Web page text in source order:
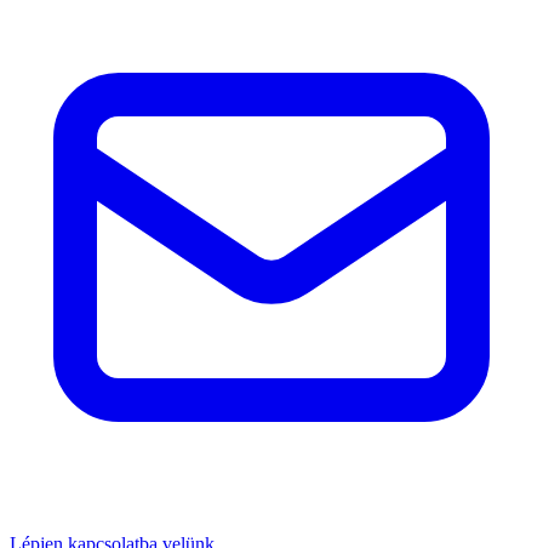
Lépjen kapcsolatba velünk